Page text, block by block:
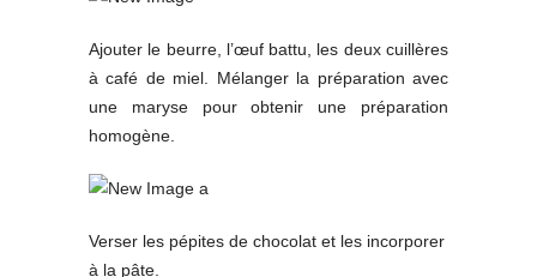
Ajouter le beurre, l’œuf battu, les deux cuillères
à café de miel. Mélanger la préparation avec
une maryse pour obtenir une préparation
homogène.
Verser les pépites de chocolat et les incorporer
à la pâte.